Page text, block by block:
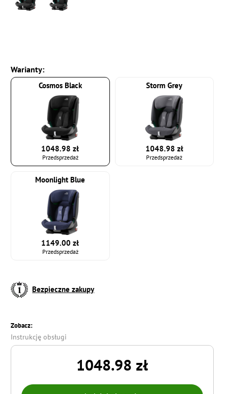
Warianty:
Cosmos Black
1048.98 zł
Przedsprzedaż
Storm Grey
1048.98 zł
Przedsprzedaż
Moonlight Blue
1149.00 zł
Przedsprzedaż
Bezpieczne zakupy
Zobacz:
Instrukcję obsługi
1048.98 zł